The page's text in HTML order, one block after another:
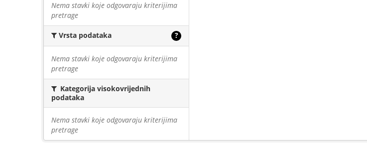
Nema stavki koje odgovaraju kriterijima
pretrage
Vrsta podataka ?
Nema stavki koje odgovaraju kriterijima
pretrage
Kategorija visokovrijednih
podataka
Nema stavki koje odgovaraju kriterijima
pretrage